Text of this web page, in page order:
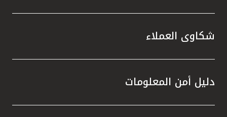
شكاوى العملاء
دليل أمن المعلومات